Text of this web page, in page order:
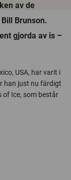
av de
Brunson.
gjorda av is –
USA, har varit i
han just nu färdigt
of Ice, som består